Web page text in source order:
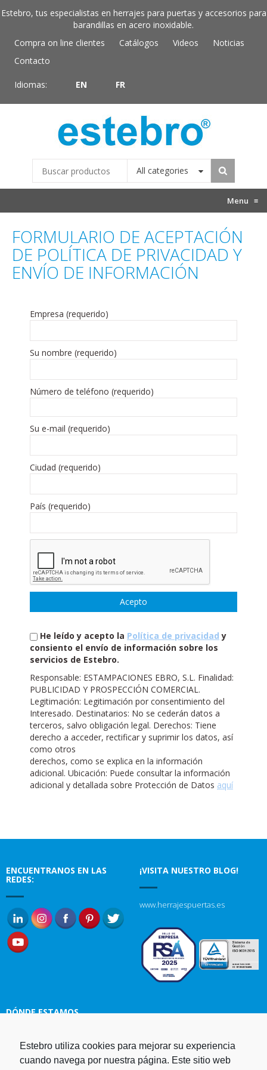
Estebro, tus especialistas en herrajes para puertas y accesorios para
barandillas en acero inoxidable.
Compra on line clientes
Catálogos Videos
Noticias
Contacto
Idiomas: EN FR
All categories
Menu ≡
FORMULARIO DE ACEPTACIÓN
DE POLÍTICA DE PRIVACIDAD Y
ENVÍO DE INFORMACIÓN
Empresa (requerido)
Su nombre (requerido)
Número de teléfono (requerido)
Su e-mail (requerido)
Ciudad (requerido)
País (requerido)
He leído y acepto la Política de privacidad y
consiento el envío de información sobre los
servicios de Estebro.
Responsable: ESTAMPACIONES EBRO, S.L. Finalidad:
PUBLICIDAD Y PROSPECCIÓN COMERCIAL.
Legitimación: Legitimación por consentimiento del
Interesado. Destinatarios: No se cederán datos a
terceros, salvo obligación legal. Derechos: Tiene
derecho a acceder, rectificar y suprimir los datos, así
como otros
derechos, como se explica en la información
adicional. Ubicación: Puede consultar la información
adicional y detallada sobre Protección de Datos aquí
ENCUENTRANOS EN LAS
REDES:
¡VISITA NUESTRO BLOG!
www.herrajespuertas.es
DÓNDE ESTAMOS
Estampaciones EBRO, S.L.
Polg. Ind. Malpica-Alfindén C/H
Estebro utiliza cookies para mejorar su experiencia
cuando navega por nuestra página. Este sitio web